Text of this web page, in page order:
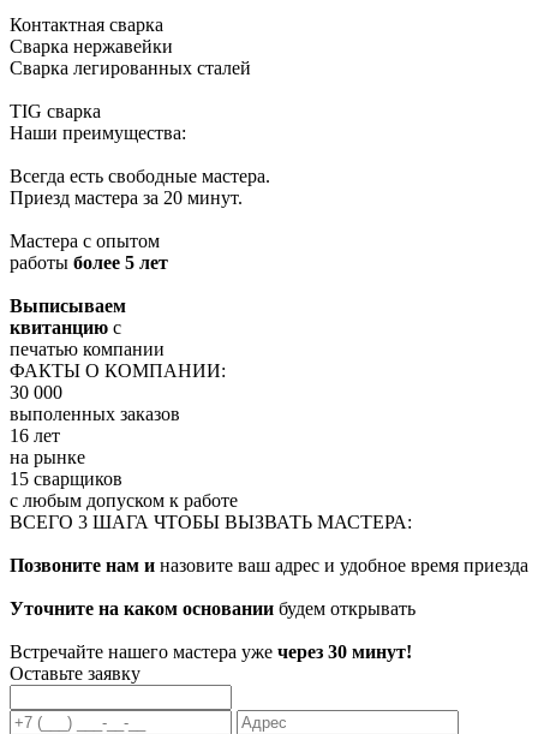
Контактная сварка
Сварка нержавейки
Сварка легированных сталей
TIG сварка
Наши преимущества:
Всегда есть свободные мастера.
Приезд мастера за 20 минут.
Мастера с опытом
работы более 5 лет
Выписываем
квитанцию с
печатью компании
ФАКТЫ О КОМПАНИИ:
30 000
выполенных заказов
16 лет
на рынке
15 сварщиков
с любым допуском к работе
ВСЕГО 3 ШАГА ЧТОБЫ ВЫЗВАТЬ МАСТЕРА:
Позвоните нам и назовите ваш адрес и удобное время приезда
Уточните на каком основании будем открывать
Встречайте нашего мастера уже через 30 минут!
Оставьте заявку